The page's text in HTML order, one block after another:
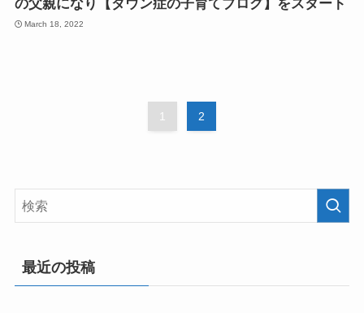
の父親になり【ダウン症の子育てブログ】をスタート
March 18, 2022
1 2
最近の投稿